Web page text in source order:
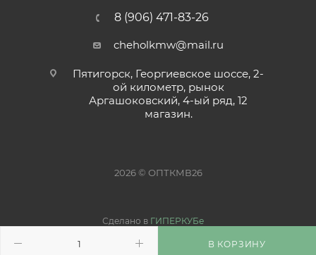
В КОРЗИНУ
8 (906) 471-83-26
cheholkmw@mail.ru
Пятигорск, Георгиевское шоссе, 2-
ой километр, рынок
Аргашоковский, 4-ый ряд, 12
магазин.
2026 © ОПТКМВ26
Сделано в ГИПЕРКУБе